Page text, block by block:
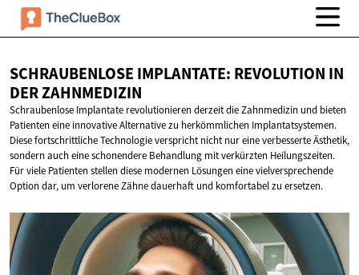
SCHRAUBENLOSE IMPLANTATE: REVOLUTION IN
DER ZAHNMEDIZIN
Schraubenlose Implantate revolutionieren derzeit die Zahnmedizin und bieten
Patienten eine innovative Alternative zu herkömmlichen Implantatsystemen.
Diese fortschrittliche Technologie verspricht nicht nur eine verbesserte Ästhetik,
sondern auch eine schonendere Behandlung mit verkürzten Heilungszeiten.
Für viele Patienten stellen diese modernen Lösungen eine vielversprechende
Option dar, um verlorene Zähne dauerhaft und komfortabel zu ersetzen.